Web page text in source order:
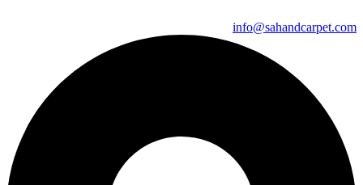
info@sahandcarpet.com